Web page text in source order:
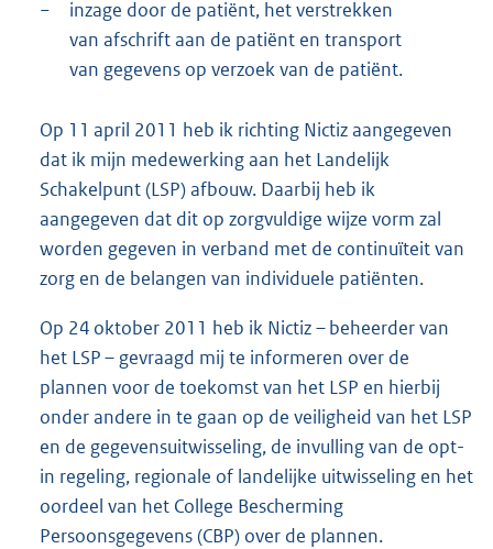
−
inzage door de patiënt, het verstrekken
van afschrift aan de patiënt en transport
van gegevens op verzoek van de patiënt.
Op 11 april 2011 heb ik richting Nictiz aangegeven
dat ik mijn medewerking aan het Landelijk
Schakelpunt (LSP) afbouw. Daarbij heb ik
aangegeven dat dit op zorgvuldige wijze vorm zal
worden gegeven in verband met de continuïteit van
zorg en de belangen van individuele patiënten.
Op 24 oktober 2011 heb ik Nictiz – beheerder van
het LSP – gevraagd mij te informeren over de
plannen voor de toekomst van het LSP en hierbij
onder andere in te gaan op de veiligheid van het LSP
en de gegevensuitwisseling, de invulling van de opt-
in regeling, regionale of landelijke uitwisseling en het
oordeel van het College Bescherming
Persoonsgegevens (CBP) over de plannen.